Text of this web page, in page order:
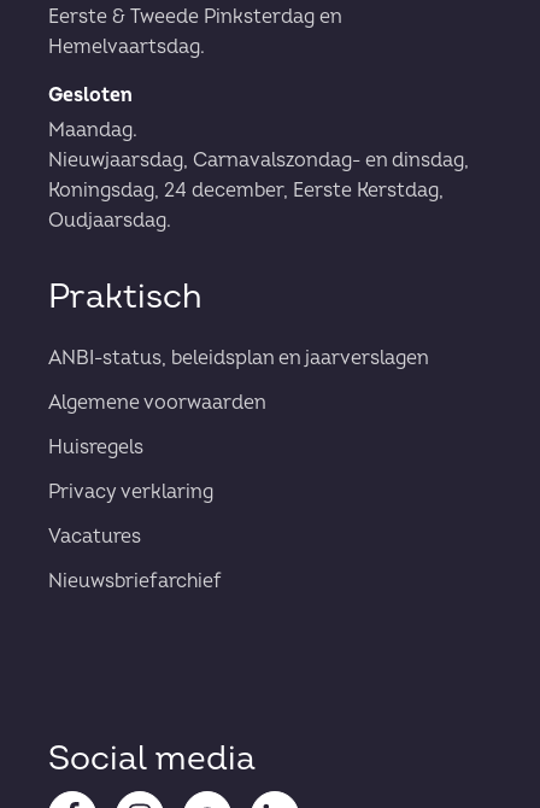
Eerste & Tweede Pinksterdag en
Hemelvaartsdag.
Gesloten
Maandag.
Nieuwjaarsdag, Carnavalszondag- en dinsdag,
Koningsdag, 24 december, Eerste Kerstdag,
Oudjaarsdag.
Praktisch
ANBI-status, beleidsplan en jaarverslagen
Algemene voorwaarden
Huisregels
Privacy verklaring
Vacatures
Nieuwsbriefarchief
Social media